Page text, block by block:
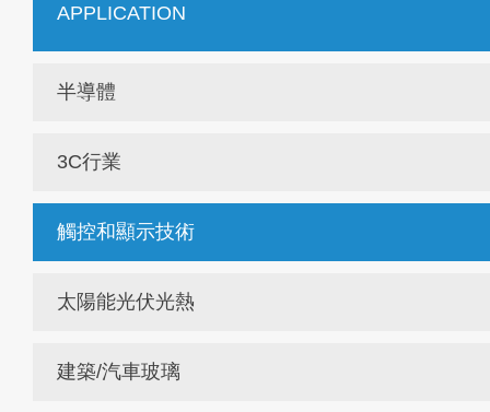
APPLICATION
半導體
3C行業
觸控和顯示技術
太陽能光伏光熱
建築/汽車玻璃